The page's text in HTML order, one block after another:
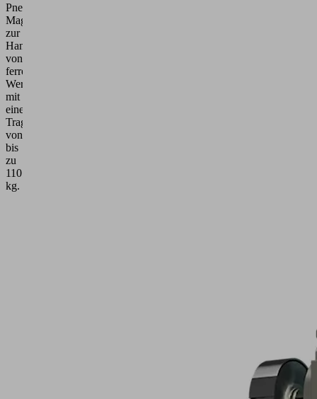
Pneumatischer
Magnetgreifer
zur
Handhabung
von
ferromagnetischen
Werkstücken
mit
einer
Traglast
von
bis
zu
110
kg.